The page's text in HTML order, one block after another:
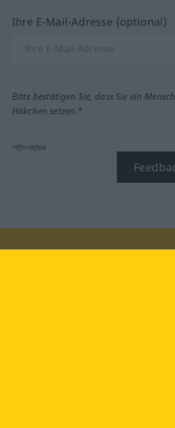
Ihre E-Mail-Adresse (optional)
Bitte bestätigen Sie, dass Sie ein
Häkchen setzen.*
*Pflichtfeld